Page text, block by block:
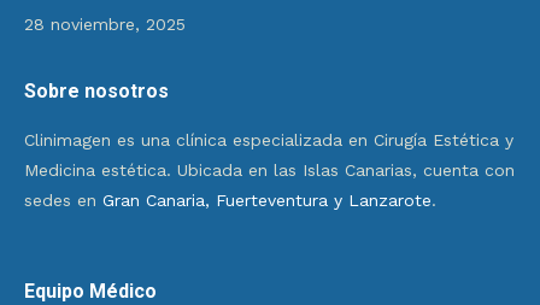
28 noviembre, 2025
Sobre nosotros
Clinimagen es una clínica especializada en Cirugía Estética y
Medicina estética. Ubicada en las Islas Canarias, cuenta con
sedes en Gran Canaria, Fuerteventura y Lanzarote.
Equipo Médico